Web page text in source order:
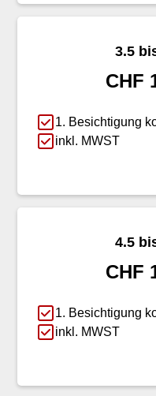
3.5
CHF
1. Besichtigung
inkl. MWST
4.5
CHF
1. Besichtigung
inkl. MWST